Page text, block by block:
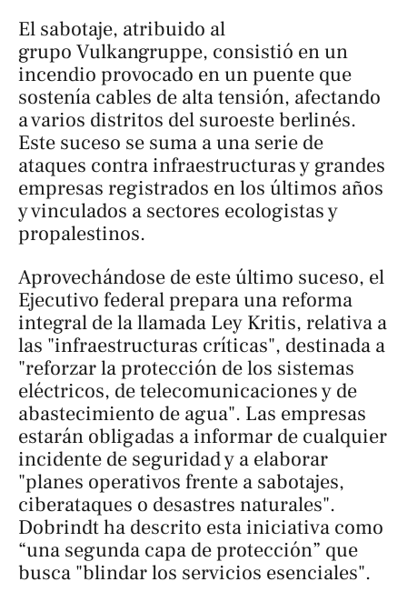
El sabotaje, atribuido al
grupo Vulkangruppe, consistió en un
incendio provocado en un puente que
sostenía cables de alta tensión, afectando
a varios distritos del suroeste berlinés.
Este suceso se suma a una serie de
ataques contra infraestructuras y grandes
empresas registrados en los últimos años
y vinculados a sectores ecologistas y
propalestinos.
Aprovechándose de este último suceso, el
Ejecutivo federal prepara una reforma
integral de la llamada Ley Kritis, relativa a
las "infraestructuras críticas", destinada a
"reforzar la protección de los sistemas
eléctricos, de telecomunicaciones y de
abastecimiento de agua". Las empresas
estarán obligadas a informar de cualquier
incidente de seguridad y a elaborar
"planes operativos frente a sabotajes,
ciberataques o desastres naturales".
Dobrindt ha descrito esta iniciativa como
“una segunda capa de protección” que
busca "blindar los servicios esenciales".